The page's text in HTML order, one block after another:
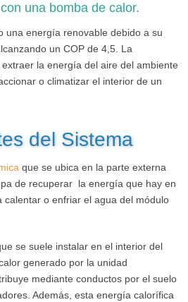
una bomba de calor.
una energía renovable debido a su
un COP de 4,5. La
la energía del aire del ambiente
o climatizar el interior de un
del Sistema
que se ubica en la parte externa
de recuperar la energía que hay en
calentar o enfriar el agua del módulo
se suele instalar en el interior del
generado por la unidad
mediante conductos por el suelo
Además, esta energía calorífica